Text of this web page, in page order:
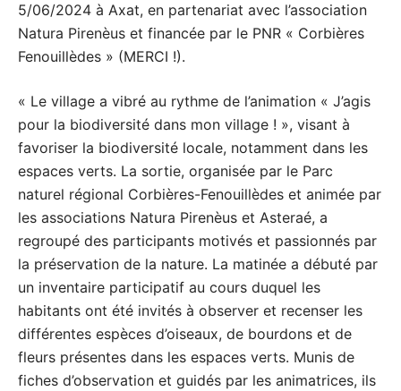
5/06/2024 à Axat, en partenariat avec l’association
Natura Pirenèus et financée par le PNR « Corbières
Fenouillèdes » (MERCI !).
« Le village a vibré au rythme de l’animation « J’agis
pour la biodiversité dans mon village ! », visant à
favoriser la biodiversité locale, notamment dans les
espaces verts. La sortie, organisée par le Parc
naturel régional Corbières-Fenouillèdes et animée par
les associations Natura Pirenèus et Asteraé, a
regroupé des participants motivés et passionnés par
la préservation de la nature. La matinée a débuté par
un inventaire participatif au cours duquel les
habitants ont été invités à observer et recenser les
différentes espèces d’oiseaux, de bourdons et de
fleurs présentes dans les espaces verts. Munis de
fiches d’observation et guidés par les animatrices, ils